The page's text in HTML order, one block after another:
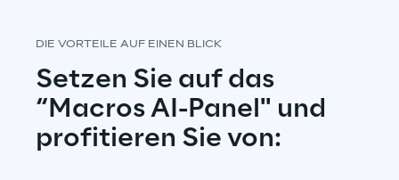
DIE VORTEILE AUF EINEN BLICK
Setzen Sie auf das
“Macros AI-Panel" und
profitieren Sie von: